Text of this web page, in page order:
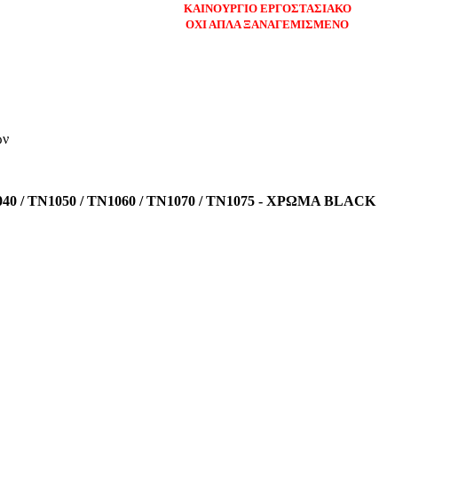
ΚΑΙΝΟΥΡΓΙΟ ΕΡΓΟΣΤΑΣΙΑΚΟ
ΟΧΙ ΑΠΛΑ ΞΑΝΑΓΕΜΙΣΜΕΝΟ
/ TN1050 / TN1060 / TN1070 / TN1075 - ΧΡΩΜΑ BLACK